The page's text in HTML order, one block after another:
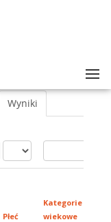
Wyniki
Płeć
Kategorie
wiekowe